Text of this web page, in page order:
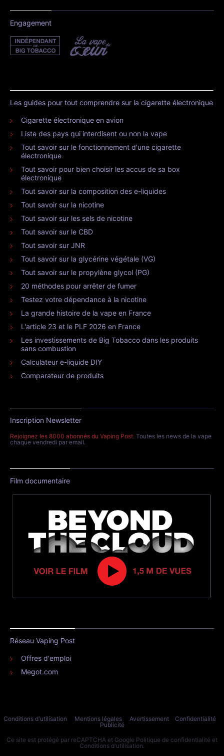
Engagement
Les guides pour tout comprendre sur la cigarette électronique
Cigarette électronique en avion
Liste des pays qui interdisent ou non la vape
Tout savoir sur le fonctionnement d'une cigarette
électronique
Tout savoir pour bien choisir les accus de sa box
électronique
Tout savoir sur la composition des e-liquides
Tout savoir sur la nicotine
Tout savoir sur les sels de nicotine
Tout savoir sur le CBD
Tout savoir sur JNR
Tout savoir sur la glycérine végétale (VG)
Tout savoir sur le propylène glycol (PG)
20 méthodes pour arrêter de fumer
Testez votre dépendance à la nicotine
La grande histoire de la vape en France
L'article 23 et le PLF 2026 en France
Les investissements de Big Tobacco dans les produits
sans combustion
Calculateur e-liquide DIY
Comparateur de produits
Inscription Newsletter
Rejoignez les 8000 abonnés du Vaping Post. Toutes les news de la vape
chaque vendredi par email.
Film documentaire
Réseau Vaping Post
Offres d'emploi
Megot.com
Conditions d'utilisation Mentions légales Avertissement
Confidentialité
Publicité
Ce site est protégé par reCAPTCHA et Google Politique de confidentialité et
Conditions d'utilisation.